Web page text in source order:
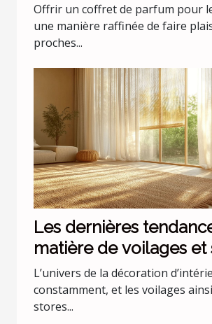
Offrir un coffret de parfum pour
une manière raffinée de faire
proches...
Les dernières
matière de voilages et
pour intérieurs
L’univers de la décoration
constamment, et les voilages
stores...